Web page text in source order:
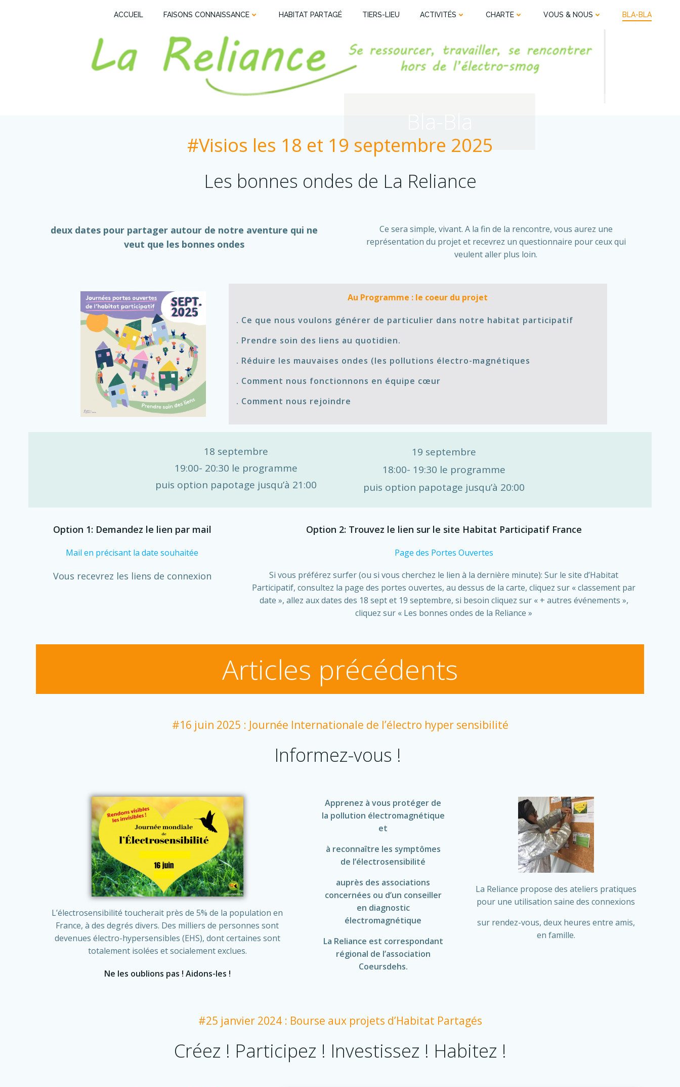
ACCUEIL FAISONS CONNAISSANCE HABITAT PARTAGÉ TIERS-LIEU ACTIVITÉS CHARTE VOUS & NOUS BLA-BLA
#Visios les 18 et 19 septembre 2025
Les bonnes ondes de La Reliance
deux dates pour partager autour de notre aventure qui ne
veut que les bonnes ondes
Ce sera simple, vivant. A la fin de la rencontre, vous aurez une
représentation du projet et recevrez un questionnaire pour ceux qui
veulent aller plus loin.
Au Programme : le coeur du projet
. Ce que nous voulons générer de particulier dans notre habitat participatif
. Prendre soin des liens au quotidien.
. Réduire les mauvaises ondes (les pollutions électro-magnétiques
. Comment nous fonctionnons en équipe cœur
. Comment nous rejoindre
18 septembre
19:00- 20:30 le programme
puis option papotage jusqu’à 21:00
19 septembre
18:00- 19:30 le programme
puis option papotage jusqu’à 20:00
Option 1: Demandez le lien par mail
Mail en précisant la date souhaitée
Vous recevrez les liens de connexion
Option 2: Trouvez le lien sur le site Habitat Participatif France
Page des Portes Ouvertes
Si vous préférez surfer (ou si vous cherchez le lien à la dernière minute): Sur le site d’Habitat
Participatif, consultez la page des portes ouvertes, au dessus de la carte, cliquez sur « classement par
date », allez aux dates des 18 sept et 19 septembre, si besoin cliquez sur « + autres événements »,
cliquez sur « Les bonnes ondes de la Reliance »
Articles précédents
#16 juin 2025 : Journée Internationale de l’électro hyper sensibilité
Informez-vous !
L’électrosensibilité toucherait près de 5% de la population en
France, à des degrés divers. Des milliers de personnes sont
devenues électro-hypersensibles (EHS), dont certaines sont
totalement isolées et socialement exclues.
Ne les oublions pas ! Aidons-les !
Apprenez à vous protéger de
la pollution électromagnétique
et
à reconnaître les symptômes
de l’électrosensibilité
auprès des associations
concernées ou d’un conseiller
en diagnostic
électromagnétique
La Reliance est correspondant
régional de l’association
Coeursdehs.
La Reliance propose des ateliers pratiques
pour une utilisation saine des connexions
sur rendez-vous, deux heures entre amis,
en famille.
#25 janvier 2024 : Bourse aux projets d’Habitat Partagés
Créez ! Participez ! Investissez ! Habitez !